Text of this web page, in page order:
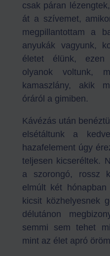
csak páran
át a szívemet,
megpillantottam a
anyukák vagyunk,
életet élünk,
olyanok voltunk,
kamaszlány, akik
óráról a gimiben.
Kávézás után
elsétáltunk a
hazafelement úgy
teljesen kicseréltek.
a szorongó, rossz
elmúlt két
kicsit közhelyesnek
délutánon
semmi sem tehet
mint az élet apró